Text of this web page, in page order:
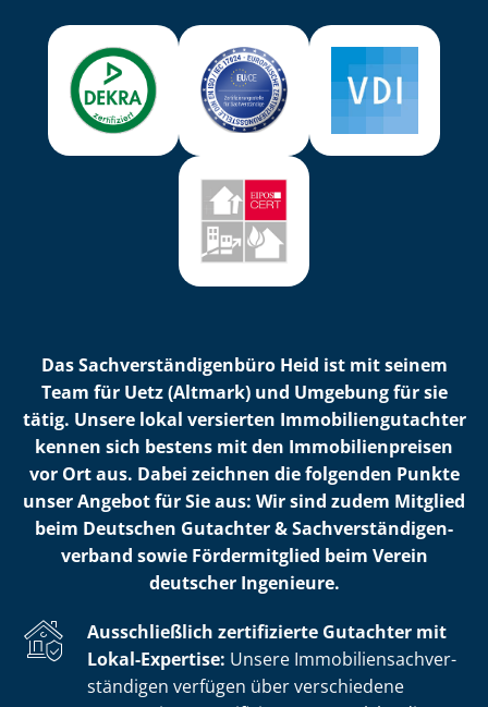
Das Sach­ver­stän­di­gen­bü­ro Heid ist mit seinem
Team für Uetz (Altmark) und Umgebung für sie
tätig. Unsere lokal versierten Im­mo­bi­li­en­gut­ach­ter
kennen sich bestens mit den Im­mo­bi­li­en­prei­sen
vor Ort aus. Dabei zeichnen die folgenden Punkte
unser Angebot für Sie aus: Wir sind zudem Mitglied
beim Deutschen Gutachter & Sach­ver­stän­di­gen­
ver­band sowie Fördermitglied beim Verein
deutscher Ingenieure.
Ausschließlich zertifizierte Gutachter mit
Lokal-Expertise: Unsere Im­mo­bi­li­en­sach­ver­
stän­di­gen verfügen über verschiedene